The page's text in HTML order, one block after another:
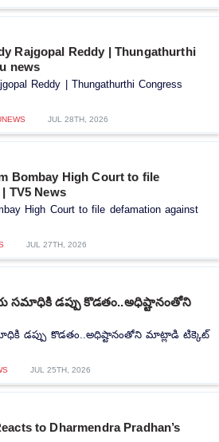
Rajgopal Reddy | Thungathurthi
news
Reddy | Thungathurthi Congress
JUL 28TH, 2026
Bombay High Court to file
TV5 News
High Court to file defamation against
JUL 27TH, 2026
సమాధికి డప్పు కొడతం..అధిష్టానంతోని
డప్పు కొడతం..అధిష్టానంతోని మాట్లాడి టిక్కెట్
JUL 25TH, 2026
to Dharmendra Pradhan’s